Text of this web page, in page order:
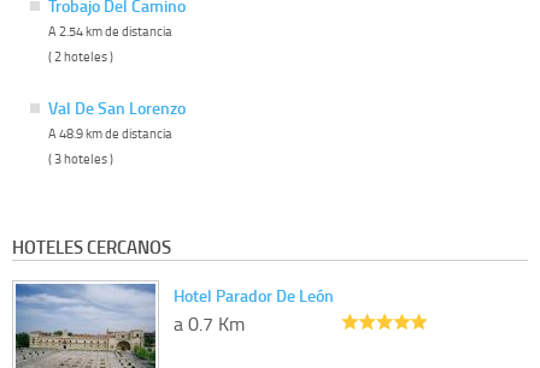
Trobajo Del Camino
A 2.54 km de distancia
( 2 hoteles )
Val De San Lorenzo
A 48.9 km de distancia
( 3 hoteles )
HOTELES CERCANOS
Hotel Parador De León
a 0.7 Km